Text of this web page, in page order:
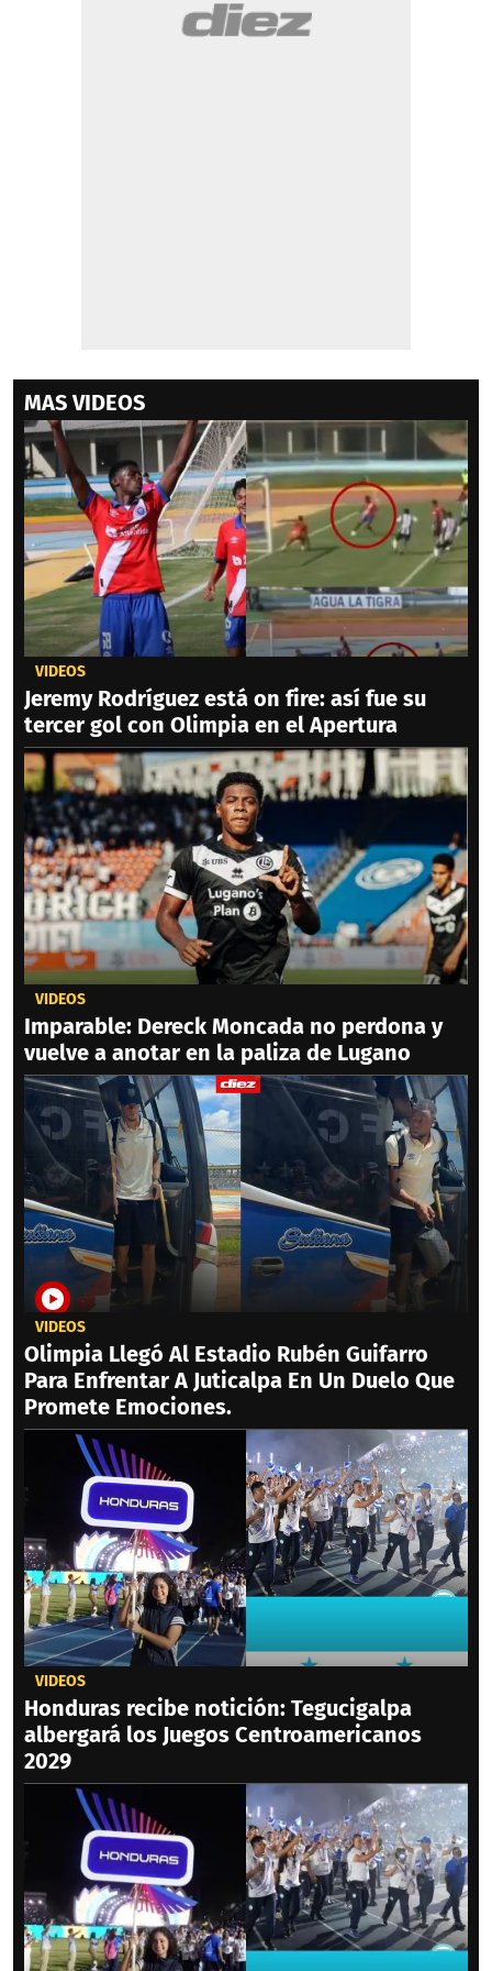
MAS VIDEOS
VIDEOS
Jeremy Rodríguez está on fire: así fue su
tercer gol con Olimpia en el Apertura
VIDEOS
Imparable: Dereck Moncada no perdona y
vuelve a anotar en la paliza de Lugano
VIDEOS
Olimpia Llegó Al Estadio Rubén Guifarro
Para Enfrentar A Juticalpa En Un Duelo Que
Promete Emociones.
VIDEOS
Honduras recibe notición: Tegucigalpa
albergará los Juegos Centroamericanos
2029